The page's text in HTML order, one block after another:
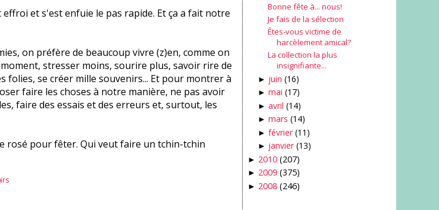
effroi et s'est enfuie le pas rapide. Et ça a fait notre
on préfère de beaucoup vivre (z)en, comme on
stresser moins, sourire plus, savoir rire de
folies, se créer mille souvenirs... Et pour montrer à
faire les choses à notre manière, ne pas avoir
faire des essais et des erreurs et, surtout, les
rosé pour fêter. Qui veut faire un tchin-tchin
Bonne fête à... nous!
Je fais de la sélection
Êtes-vous victime de
harcèlement amical?
La collection la plus
insignifiante...
► juin (16)
► mai (17)
► avril (14)
► mars (14)
► février (11)
► janvier (13)
► 2010 (207)
► 2009 (375)
► 2008 (246)